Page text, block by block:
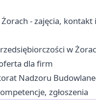
- zajęcia, kontakt
w
dla firm
Nadzoru
zgłoszenia